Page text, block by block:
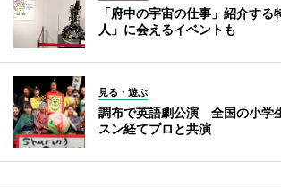
「府中の宇宙の仕事」紹介す
人」に会えるイベントも
見る・遊ぶ
調布で英語劇公演 全国の小学
スン経てプロと共演